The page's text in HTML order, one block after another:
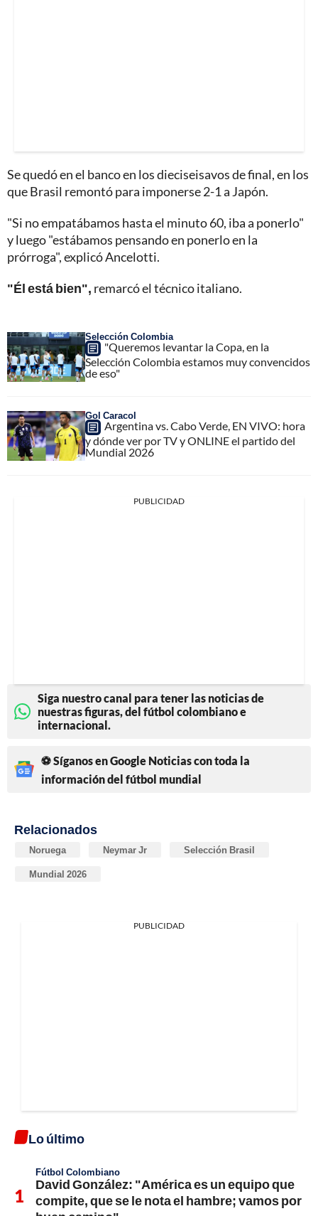
Se quedó en el banco en los dieciseisavos de final, en los
que Brasil remontó para imponerse 2-1 a Japón.
"Si no empatábamos hasta el minuto 60, iba a ponerlo"
y luego "estábamos pensando en ponerlo en la
prórroga", explicó Ancelotti.
"Él está bien", remarcó el técnico italiano.
Selección Colombia
"Queremos levantar la Copa, en la
Selección Colombia estamos muy convencidos
de eso"
Gol Caracol
Argentina vs. Cabo Verde, EN VIVO: hora
y dónde ver por TV y ONLINE el partido del
Mundial 2026
PUBLICIDAD
Siga nuestro canal para tener las noticias de
nuestras figuras, del fútbol colombiano e
internacional.
⚽ Síganos en Google Noticias con toda la
información del fútbol mundial
Relacionados
Noruega Neymar Jr Selección Brasil
Mundial 2026
PUBLICIDAD
Lo último
Fútbol Colombiano
David González: "América es un equipo que
compite, que se le nota el hambre; vamos por